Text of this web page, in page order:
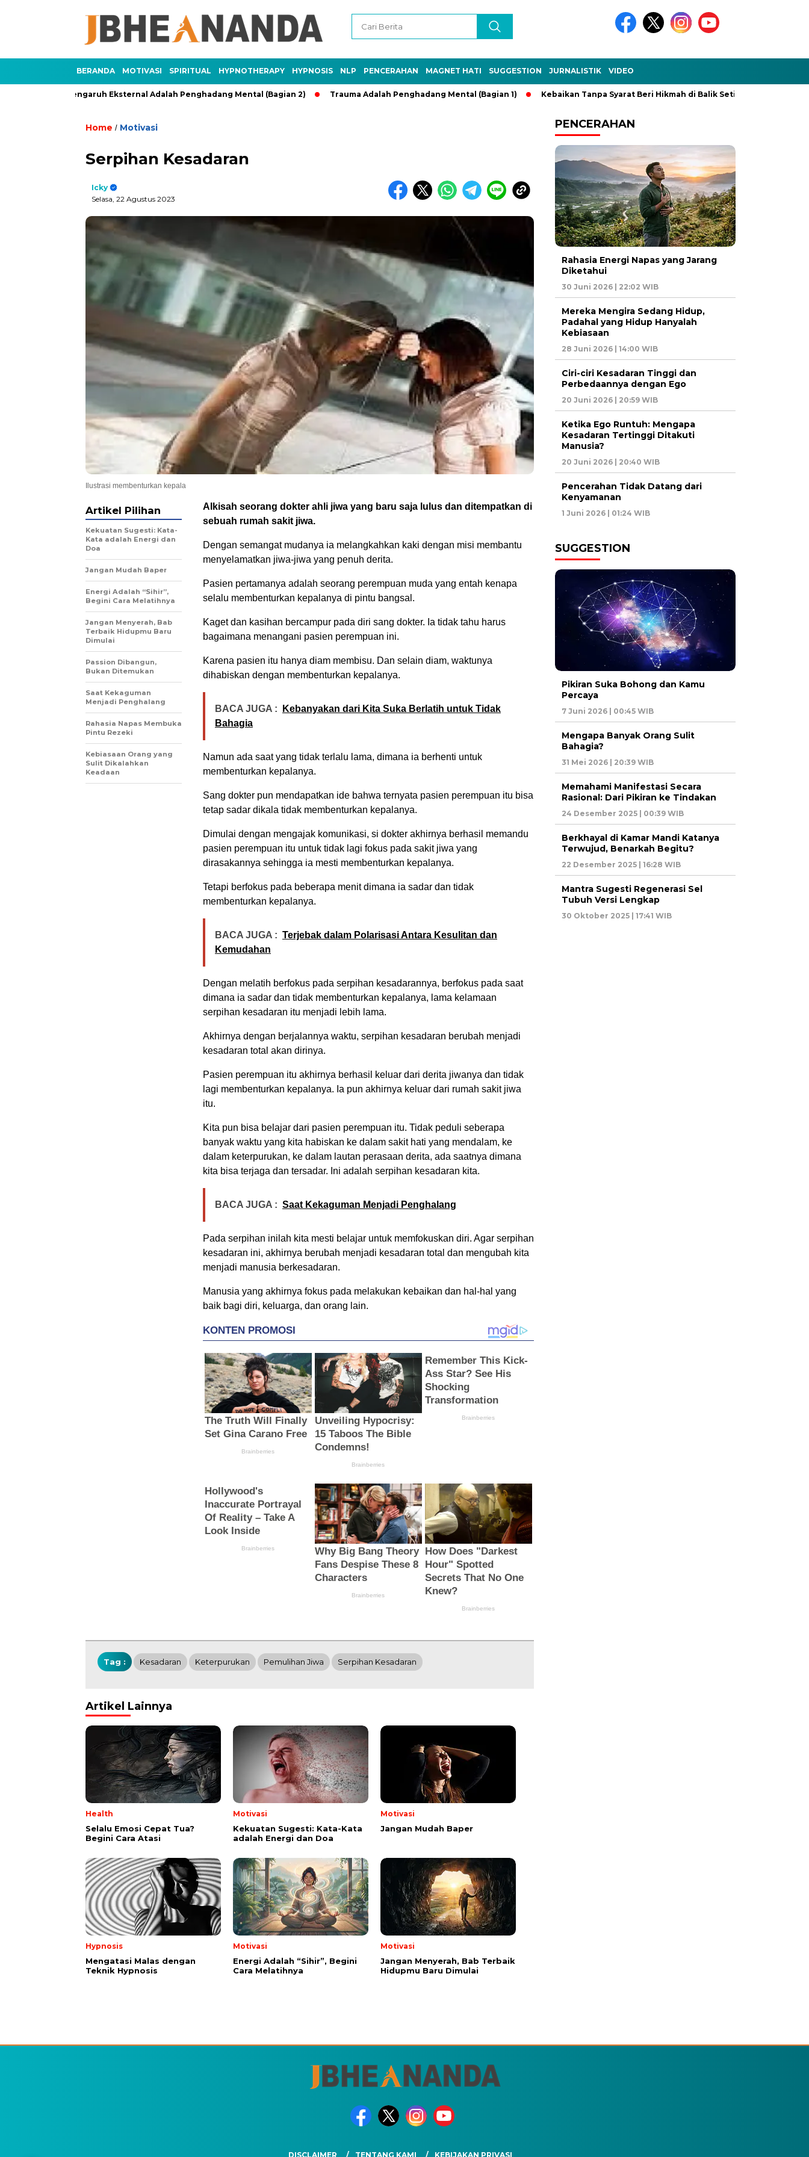
BERANDA MOTIVASI SPIRITUAL HYPNOTHERAPY HYPNOSIS NLP PENCERAHAN MAGNET HATI SUGGESTION JURNALISTIK VIDEO
Pengaruh Eksternal Adalah Penghadang Mental (Bagian 2) Trauma Adalah Penghadang Mental (Bagian 1) Kebaikan Tanpa Syarat Beri Hikmah di Balik Setiap Kejadian
Home / Motivasi
Serpihan Kesadaran
Icky
Selasa, 22 Agustus 2023
Ilustrasi membenturkan kepala
Alkisah seorang dokter ahli jiwa yang baru saja lulus dan ditempatkan di
sebuah rumah sakit jiwa.
Dengan semangat mudanya ia melangkahkan kaki dengan misi membantu
menyelamatkan jiwa-jiwa yang penuh derita.
Pasien pertamanya adalah seorang perempuan muda yang entah kenapa
selalu membenturkan kepalanya di pintu bangsal.
Kaget dan kasihan bercampur pada diri sang dokter. Ia tidak tahu harus
bagaimana menangani pasien perempuan ini.
Karena pasien itu hanya diam membisu. Dan selain diam, waktunya
dihabiskan dengan membenturkan kepalanya.
BACA JUGA :
Kebanyakan dari Kita Suka Berlatih untuk Tidak
Bahagia
Namun ada saat yang tidak terlalu lama, dimana ia berhenti untuk
membenturkan kepalanya.
Sang dokter pun mendapatkan ide bahwa ternyata pasien perempuan itu bisa
tetap sadar dikala tidak membenturkan kepalanya.
Dimulai dengan mengajak komunikasi, si dokter akhirnya berhasil memandu
pasien perempuan itu untuk tidak lagi fokus pada sakit jiwa yang
dirasakannya sehingga ia mesti membenturkan kepalanya.
Tetapi berfokus pada beberapa menit dimana ia sadar dan tidak
membenturkan kepalanya.
BACA JUGA : Terjebak dalam Polarisasi Antara Kesulitan dan
Kemudahan
Dengan melatih berfokus pada serpihan kesadarannya, berfokus pada saat
dimana ia sadar dan tidak membenturkan kepalanya, lama kelamaan
serpihan kesadaran itu menjadi lebih lama.
Akhirnya dengan berjalannya waktu, serpihan kesadaran berubah menjadi
kesadaran total akan dirinya.
Pasien perempuan itu akhirnya berhasil keluar dari derita jiwanya dan tidak
lagi membenturkan kepalanya. Ia pun akhirnya keluar dari rumah sakit jiwa
itu.
Kita pun bisa belajar dari pasien perempuan itu. Tidak peduli seberapa
banyak waktu yang kita habiskan ke dalam sakit hati yang mendalam, ke
dalam keterpurukan, ke dalam lautan perasaan derita, ada saatnya dimana
kita bisa terjaga dan tersadar. Ini adalah serpihan kesadaran kita.
BACA JUGA : Saat Kekaguman Menjadi Penghalang
Pada serpihan inilah kita mesti belajar untuk memfokuskan diri. Agar serpihan
kesadaran ini, akhirnya berubah menjadi kesadaran total dan mengubah kita
menjadi manusia berkesadaran.
Manusia yang akhirnya fokus pada melakukan kebaikan dan hal-hal yang
baik bagi diri, keluarga, dan orang lain.
Artikel Pilihan
Kekuatan Sugesti: Kata-
Kata adalah Energi dan
Doa
Jangan Mudah Baper
Energi Adalah “Sihir”,
Begini Cara Melatihnya
Jangan Menyerah, Bab
Terbaik Hidupmu Baru
Dimulai
Passion Dibangun,
Bukan Ditemukan
Saat Kekaguman
Menjadi Penghalang
Rahasia Napas Membuka
Pintu Rezeki
Kebiasaan Orang yang
Sulit Dikalahkan
Keadaan
Tag : Kesadaran Keterpurukan Pemulihan Jiwa Serpihan Kesadaran
Artikel Lainnya
Health
Selalu Emosi Cepat Tua?
Begini Cara Atasi
Motivasi
Kekuatan Sugesti: Kata-Kata
adalah Energi dan Doa
Motivasi
Jangan Mudah Baper
Hypnosis
Mengatasi Malas dengan
Teknik Hypnosis
Motivasi
Energi Adalah “Sihir”, Begini
Cara Melatihnya
Motivasi
Jangan Menyerah, Bab Terbaik
Hidupmu Baru Dimulai
PENCERAHAN
Rahasia Energi Napas yang Jarang
Diketahui
30 Juni 2026 | 22:02 WIB
Mereka Mengira Sedang Hidup,
Padahal yang Hidup Hanyalah
Kebiasaan
28 Juni 2026 | 14:00 WIB
Ciri-ciri Kesadaran Tinggi dan
Perbedaannya dengan Ego
20 Juni 2026 | 20:59 WIB
Ketika Ego Runtuh: Mengapa
Kesadaran Tertinggi Ditakuti
Manusia?
20 Juni 2026 | 20:40 WIB
Pencerahan Tidak Datang dari
Kenyamanan
1 Juni 2026 | 01:24 WIB
SUGGESTION
Pikiran Suka Bohong dan Kamu
Percaya
7 Juni 2026 | 00:45 WIB
Mengapa Banyak Orang Sulit
Bahagia?
31 Mei 2026 | 20:39 WIB
Memahami Manifestasi Secara
Rasional: Dari Pikiran ke Tindakan
24 Desember 2025 | 00:39 WIB
Berkhayal di Kamar Mandi Katanya
Terwujud, Benarkah Begitu?
22 Desember 2025 | 16:28 WIB
Mantra Sugesti Regenerasi Sel
Tubuh Versi Lengkap
30 Oktober 2025 | 17:41 WIB
DISCLAIMER TENTANG KAMI KEBIJAKAN PRIVASI